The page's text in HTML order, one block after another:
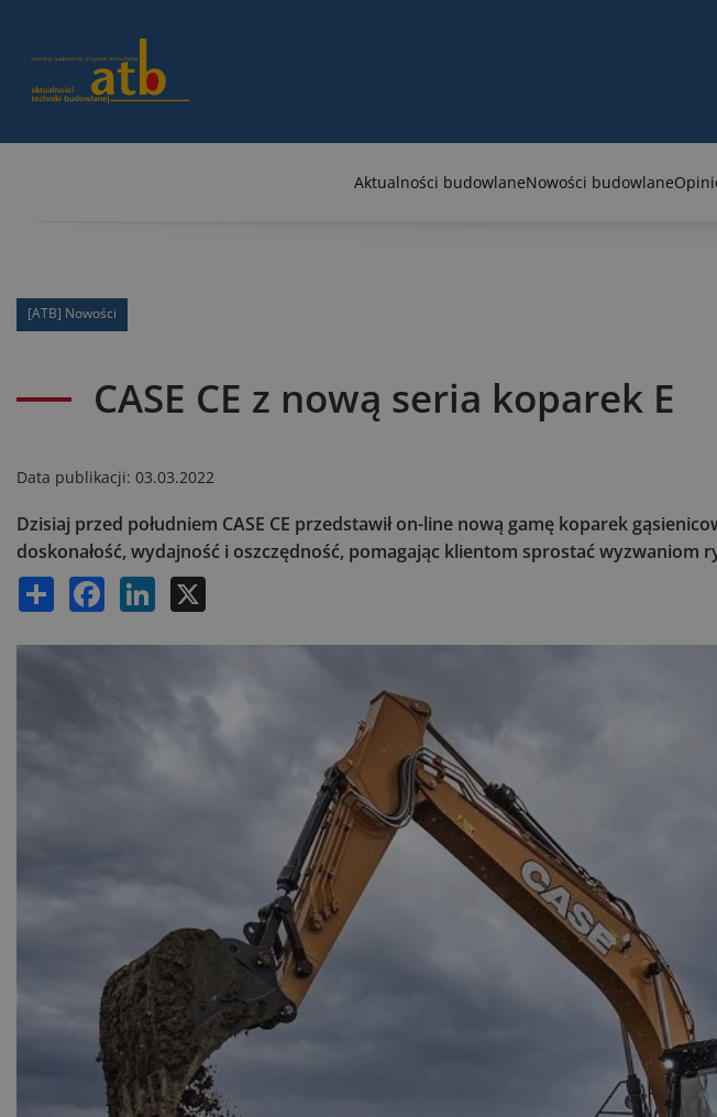
Aktualności budowlaneNowości budowlane
[ATB] Nowości
CASE CE z nową seria koparek E
Data publikacji: 03.03.2022
Dzisiaj przed południem CASE CE przedstawił on-line nową gamę koparek
doskonałość, wydajność i oszczędność, pomagając klientom sprostać wyzwaniom
Share Facebook LinkedIn